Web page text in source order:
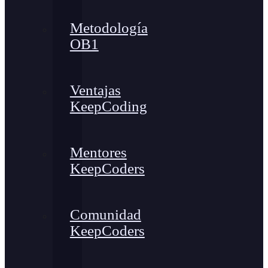
Metodología
OB1
Ventajas
KeepCoding
Mentores
KeepCoders
Comunidad
KeepCoders